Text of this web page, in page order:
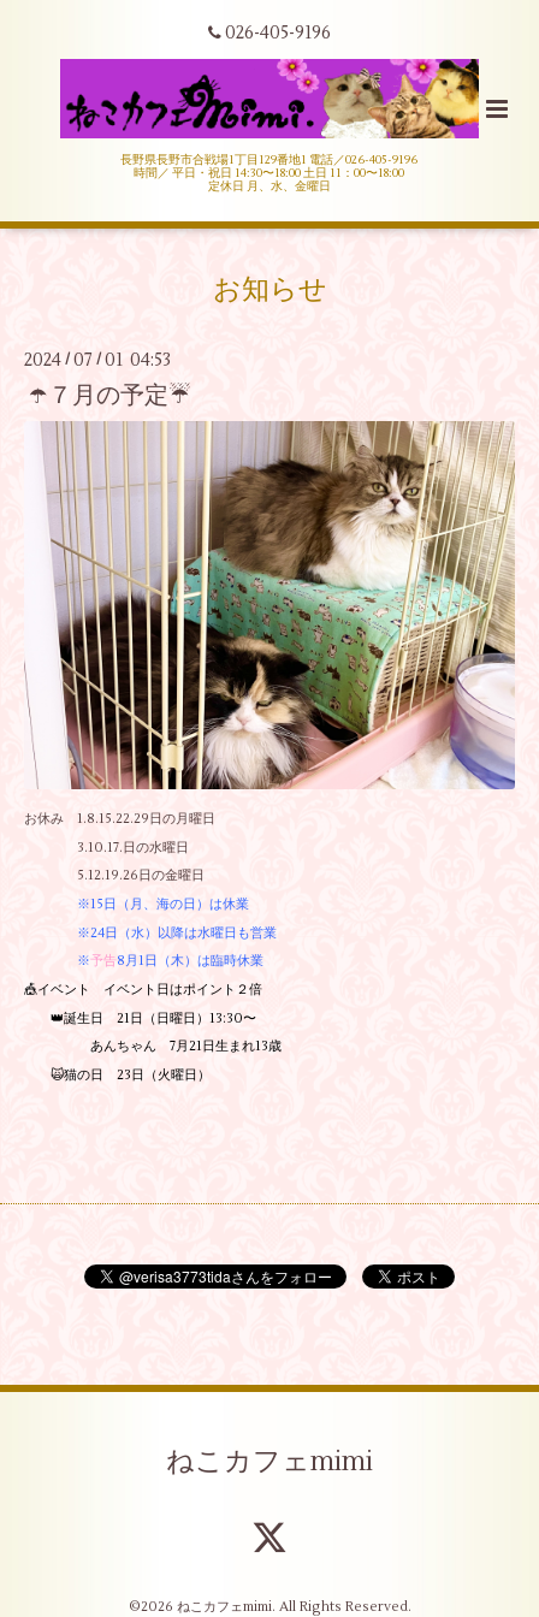
026-405-9196
長野県長野市合戦場1丁目129番地1 電話／026-405-9196
時間／ 平日・祝日 14:30〜18:00 土日 11：00〜18:00
定休日 月、水、金曜日
お知らせ
2024 /07 /01 04:53
☂️７月の予定☔️
お休み 1.8.15.22.29日の月曜日
3.10.17.日の水曜日
5.12.19.26日の金曜日
※15日（月、海の日）は休業
※24日（水）以降は水曜日も営業
※予告8月1日（木）は臨時休業
🎪イベント イベント日はポイント２倍
👑誕生日 21日（日曜日）13:30〜
あんちゃん 7月21日生まれ13歳
🙀猫の日 23日（火曜日）
ねこカフェmimi
©2026 ねこカフェmimi. All Rights Reserved.